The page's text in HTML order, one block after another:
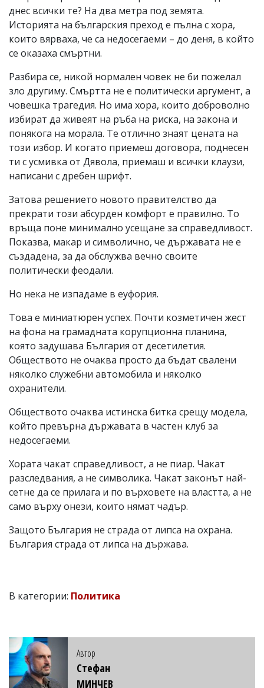
днес всички те? На два метра под земята.
Историята на българския преход е пълна с хора,
които вярваха, че са недосегаеми – до деня, в който
се оказаха смъртни.
Разбира се, никой нормален човек не би пожелал
зло другиму. Смъртта не е политически аргумент, а
човешка трагедия. Но има хора, които доброволно
избират да живеят на ръба на риска, на закона и
понякога на морала. Те отлично знаят цената на
този избор. И когато приемеш договора, поднесен
ти с усмивка от Дявола, приемаш и всички клаузи,
написани с дребен шрифт.
Затова решението новото правителство да
прекрати този абсурден комфорт е правилно. То
връща поне минимално усещане за справедливост.
Показва, макар и символично, че държавата не е
създадена, за да обслужва вечно своите
политически феодали.
Но нека не изпадаме в еуфория.
Това е миниатюрен успех. Почти козметичен жест
на фона на грамадната корупционна планина,
която задушава България от десетилетия.
Обществото не очаква просто да бъдат свалени
няколко служебни автомобила и няколко
охранители.
Обществото очаква истинска битка срещу модела,
който превърна държавата в частен клуб за
недосегаеми.
Хората чакат справедливост, а не пиар. Чакат
разследвания, а не символика. Чакат законът най-
сетне да се прилага и по върховете на властта, а не
само върху онези, които нямат чадър.
Защото България не страда от липса на охрана.
България страда от липса на държава.
В категории: Политика
Автор
Стефан
МИНЧЕВ